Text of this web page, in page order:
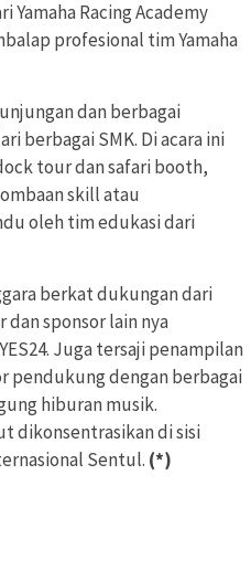
Racing Academy
profesional tim Yamaha
dan berbagai
berbagai SMK. Di acara ini
tour dan safari booth,
skill atau
oleh tim edukasi dari
berkat dukungan dari
sponsor lain nya
Juga tersaji penampilan
pendukung dengan berbagai
hiburan musik.
dikonsentrasikan di sisi
Sentul. (*)